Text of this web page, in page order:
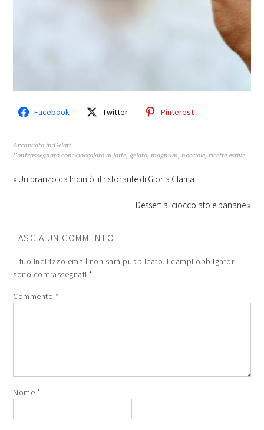
Facebook Twitter Pinterest
Archiviato in:Gelati
Contrassegnato con:cioccolato al latte, gelato,magnum,nocciole,ricette estive
« Un pranzo da Indiniò: il ristorante di Gloria Clama
Dessert al cioccolato e banane »
LASCIA UN COMMENTO
Il tuo indirizzo email non sarà pubblicato. I campi obbligatori
sono contrassegnati*
Commento *
Nome *